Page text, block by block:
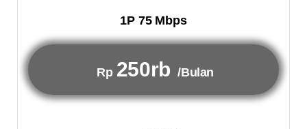
1P 75 Mbps
Rp 250rb /Bulan